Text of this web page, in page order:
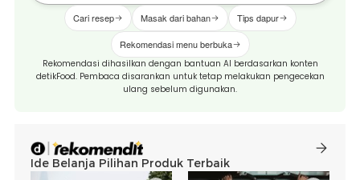
Cari resep Masak dari bahan Tips dapur
Rekomendasi menu berbuka
Rekomendasi dihasilkan dengan bantuan AI berdasarkan konten
detikFood. Pembaca disarankan untuk tetap melakukan pengecekan
ulang sebelum digunakan.